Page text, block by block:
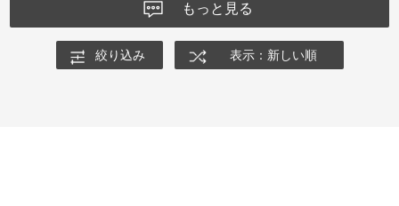
もっと見る
絞り込み 表示：新しい順